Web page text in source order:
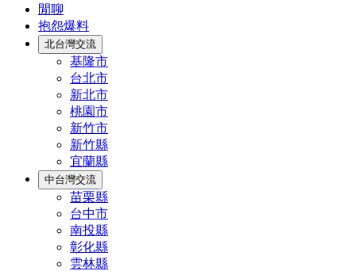
閒聊
抱怨爆料
北台灣交流
基隆市
台北市
新北市
桃園市
新竹市
新竹縣
宜蘭縣
中台灣交流
苗栗縣
台中市
南投縣
彰化縣
雲林縣